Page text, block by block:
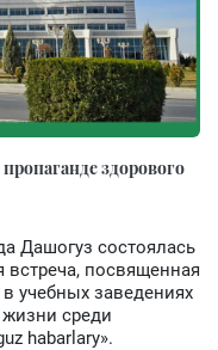
здорового
Дашогуз состоялась
посвященная
учебных заведениях
среди
habarlary».